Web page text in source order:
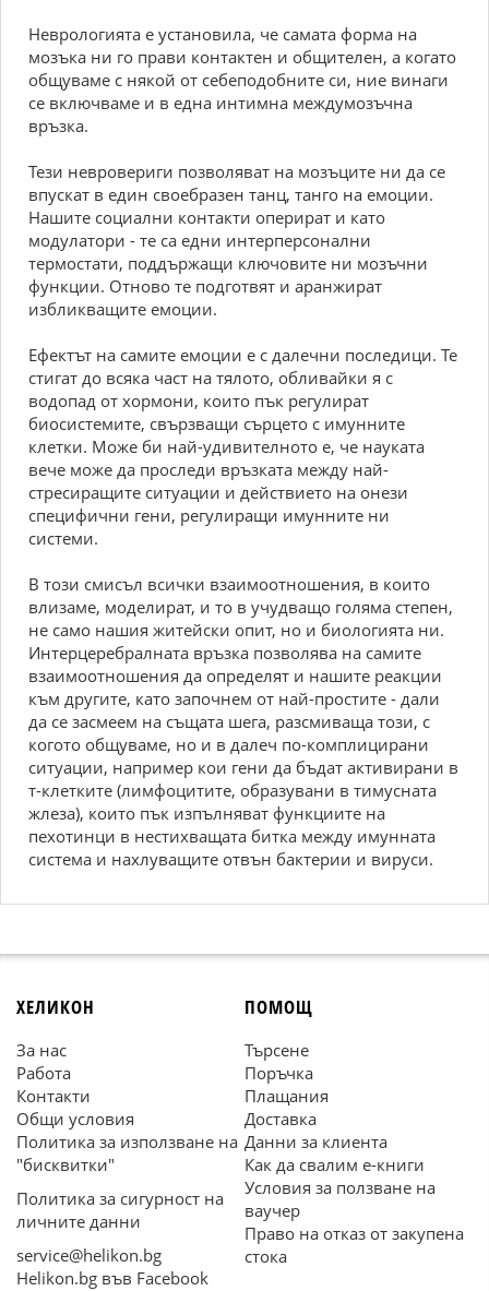
Неврологията е установила, че самата форма на
мозъка ни го прави контактен и общителен, а когато
общуваме с някой от себеподобните си, ние винаги
се включваме и в една интимна междумозъчна
връзка.
Тези невровериги позволяват на мозъците ни да се
впускат в един своебразен танц, танго на емоции.
Нашите социални контакти оперират и като
модулатори - те са едни интерперсонални
термостати, поддържащи ключовите ни мозъчни
функции. Отново те подготвят и аранжират
избликващите емоции.
Ефектът на самите емоции е с далечни последици. Те
стигат до всяка част на тялото, обливайки я с
водопад от хормони, които пък регулират
биосистемите, свързващи сърцето с имунните
клетки. Може би най-удивителното е, че науката
вече може да проследи връзката между най-
стресиращите ситуации и действието на онези
специфични гени, регулиращи имунните ни
системи.
В този смисъл всички взаимоотношения, в които
влизаме, моделират, и то в учудващо голяма степен,
не само нашия житейски опит, но и биологията ни.
Интерцеребралната връзка позволява на самите
взаимоотношения да определят и нашите реакции
към другите, като започнем от най-простите - дали
да се засмеем на същата шега, разсмиваща този, с
когото общуваме, но и в далеч по-комплицирани
ситуации, например кои гени да бъдат активирани в
т-клетките (лимфоцитите, образувани в тимусната
жлеза), които пък изпълняват функциите на
пехотинци в нестихващата битка между имунната
система и нахлуващите отвън бактерии и вируси.
ХЕЛИКОН
За нас
Работа
Контакти
Общи условия
Политика за използване на
"бисквитки"
Политика за сигурност на
личните данни
service@helikon.bg
Helikon.bg във Facebook
ПОМОЩ
Търсене
Поръчка
Плащания
Доставка
Данни за клиента
Как да свалим е-книги
Условия за ползване на
ваучер
Право на отказ от закупена
стока